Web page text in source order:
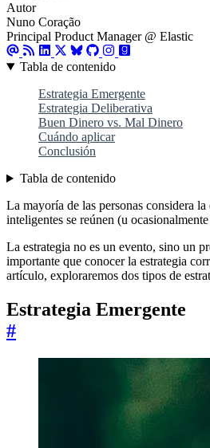
Autor
Nuno Coração
Principal Product Manager @ Elastic
Tabla de contenido
Estrategia Emergente
Estrategia Deliberativa
Buen Dinero vs. Mal Dinero
Cuándo aplicar
Conclusión
Tabla de contenido
La mayoría de las personas considera
inteligentes se reúnen (u
La estrategia no es un evento, sino un
importante que conocer la estrategia
artículo, exploraremos dos tipos de
Estrategia Emergente
#